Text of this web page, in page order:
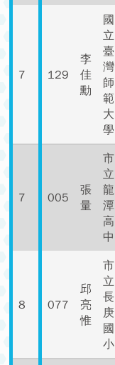
7 129
李
佳
勳
國
立
臺
灣
師
範
大
學
7 005
張
量
市
立
龍
潭
高
中
8 077
邱
亮
惟
市
立
長
庚
國
小